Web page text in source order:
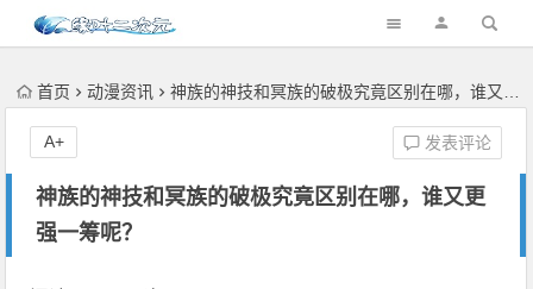
首页 动漫资讯 神族的神技和冥族的破极究竟区别在哪，谁又更强一筹呢？
神族的神技和冥族的破极究竟区别在哪，谁又更
强一筹呢？
发表评论
A+